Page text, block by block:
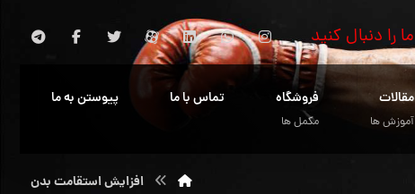
ما را دنبال کنید
مقالات
آموزش ها
فروشگاه
مکمل ها
تماس با ما پیوستن به ما
افزایش استقامت بدن